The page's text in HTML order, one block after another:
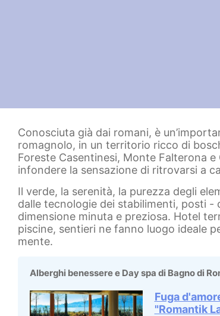
Conosciuta già dai romani, è
romagnolo, in un territorio ricco di
Foreste Casentinesi, Monte Falterona e
infondere la sensazione di ritrovarsi a
Il verde, la serenità, la purezza degli
dalle tecnologie dei stabilimenti, posti -
dimensione minuta e preziosa. Hotel
piscine, sentieri ne fanno luogo ideale
mente.
Alberghi benessere e Day spa di Bagno di
Fuga
"Romantik